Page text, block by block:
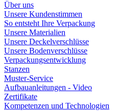
Über uns
Unsere Kundenstimmen
So entsteht Ihre Verpackung
Unsere Materialien
Unsere Deckelverschlüsse
Unsere Bodenverschlüsse
Verpackungsentwicklung
Stanzen
Muster-Service
Aufbauanleitungen - Video
Zertifikate
Kompetenzen und Technologien